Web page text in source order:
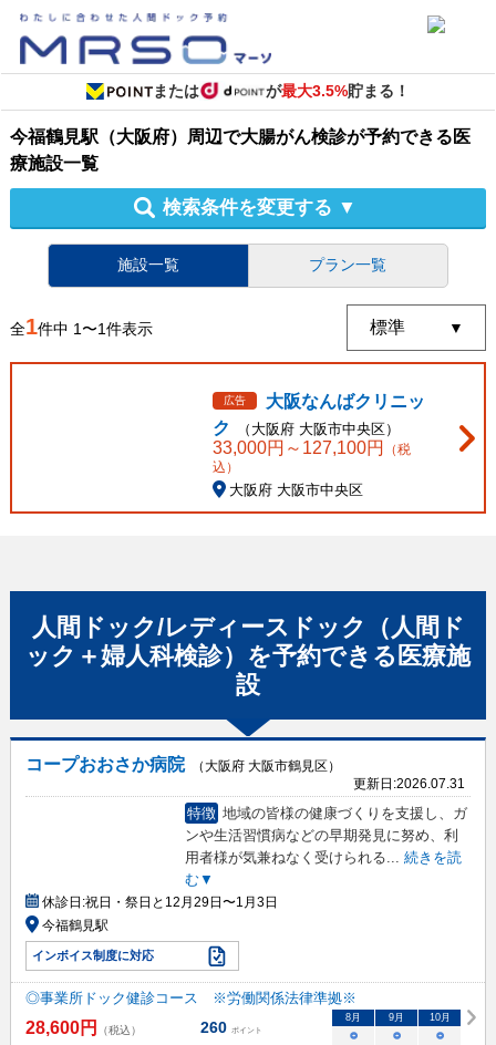
または が最大3.5%貯まる！
今福鶴見駅（大阪府）周辺で大腸がん検診が予約できる医
療施設一覧
検索条件を変更する ▼
施設一覧 プラン一覧
全1件中 1〜1件表示
広告
大阪なんばクリニッ
ク
（ 大阪府 大阪市中央区）
33,000円～ 127,100円
（税
込）
大阪府 大阪市中央区
人間ドック/レディースドック（人間ド
ック＋婦人科検診） を予約できる 医療施
設
コープおおさか病院
（大阪府 大阪市鶴見区）
更新日:2026.07.31
特徴 地域の皆様の健康づくりを支援し、ガ
ンや生活習慣病などの早期発見に努め、利
用者様が気兼ねなく受けられる... 続きを読
む▼
休診日:祝日・祭日と12月29日〜1月3日
今福鶴見駅
インボイス制度に対応
◎事業所ドック健診コース ※労働関係法律準拠※
28,600円 （税込） 260 ポイント
8月 9月 10月
○ ○ ○